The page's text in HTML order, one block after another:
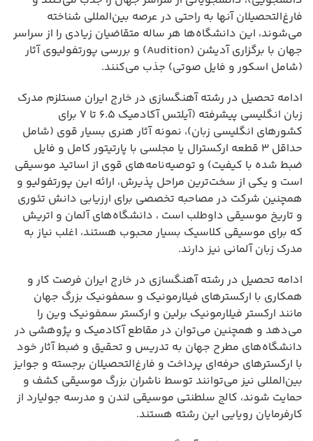
فارغ‌التحصیلان آنها به راحتی در عرصه بین‌المللی شناخته
می‌شوند، این دانشگاه‌ها هر ساله متقاضیان زیادی را از سراسر
جهان با برگزاری آدیشن (Audition) و بررسی پورتفولیوی آثار
(شامل اسکور و فایل صوتی) جذب می‌کنند.
ادامه تحصیل در رشته آهنگسازی در خارج ایران مستلزم مدرک
زبان انگلیسی پیشرفته (آیلتس آکادمیک ۶.۵ تا ۷ برای
کشورهای انگلیسی زبان)، نمونه آثار هنری بسیار قوی (شامل
حداقل ۳ قطعه ارکسترال یا مجلسی با پارتیتور کامل و فایل
ضبط شده با کیفیت) و توصیه‌نامه‌های قوی از اساتید موسیقی
است و یکی از سخت‌ترین مراحل پذیرش، ارائه این پورتفولیو و
همچنین شرکت در مصاحبه تخصصی برای ارزیابی دانش تئوری
و تاریخ موسیقی داوطلب است ، دانشگاه‌های آلمان و اتریش
که برای موسیقی کلاسیک بسیار محبوب هستند، اغلب نیاز به
مدرک زبان آلمانی نیز دارند.
ادامه تحصیل در رشته آهنگسازی در خارج ایران فرصت کار و
همکاری با ارکسترهای فیلارمونیک و سمفونیک بزرگ جهان
مانند ارکستر فیلارمونیک برلین و ارکستر سمفونیک وین را
می‌دهد و همچنین می‌توان در مقاطع آکادمیک و پژوهشی در
دانشگاه‌های مطرح جهان به تدریس و تحقیق و ضبط آثار خود
با ارکسترهای حرفه‌ای پرداخت و فارغ‌التحصیلان برجسته و جوایز
بین‌المللی نیز می‌توانند توسط ناشران بزرگ موسیقی کشف و
حمایت شوند، کالج سلطنتی موسیقی لندن و مدرسه جولیارد از
کارفرمایان رویایی این رشته هستند.